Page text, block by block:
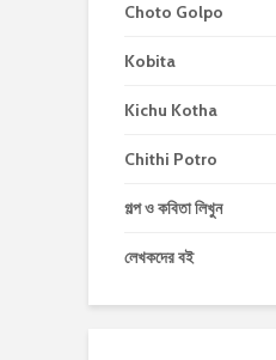
Choto Golpo
Kobita
Kichu Kotha
Chithi Potro
গল্প ও কবিতা লিখুন
লেখকদের বই